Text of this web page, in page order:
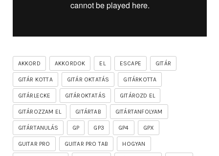
AKKORD AKKORDOK EL ESCAPE GITÁR
GITÁR KOTTA GITÁR OKTATÁS GITÁRKOTTA
GITÁRLECKE GITÁROKTATÁS GITÁROZD EL
GITÁROZZAM EL GITÁRTAB GITÁRTANFOLYAM
GITÁRTANULÁS GP GP3 GP4 GPX
GUITAR PRO GUITAR PRO TAB HOGYAN